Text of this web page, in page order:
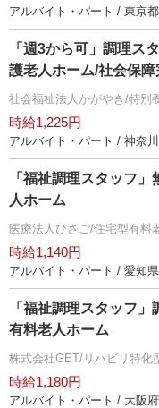
アルバイト・パート / 東京都
「週3から可」調理ス
護老人ホーム/社会保障
社会福祉法人かがやき/特別
時給1,225円
アルバイト・パート / 神奈
「福祉調理スタッフ
人ホーム
医療法人ひさご/住宅型有料
時給1,140円
アルバイト・パート / 愛知県
「福祉調理スタッフ
有料老人ホーム
株式会社GET/リハビリ特化
時給1,180円
アルバイト・パート / 大阪府